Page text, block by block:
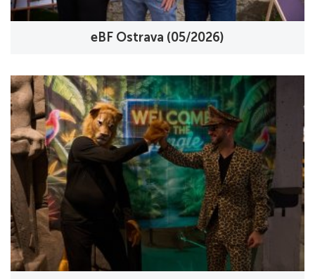
eBF Ostrava (05/2026)